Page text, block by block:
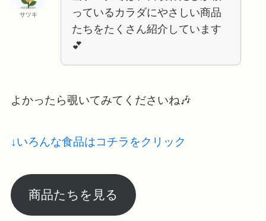
サツキ
っているカラダにやさしい商品
たちをたくさん紹介しています
💕
よかったら覗いてみてくださいね🎶
↓いろんな食品はコチラをクリック
商品たちを見る